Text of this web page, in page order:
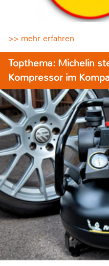
>> mehr erfahren
Topthema: Michelin
Kompressor im